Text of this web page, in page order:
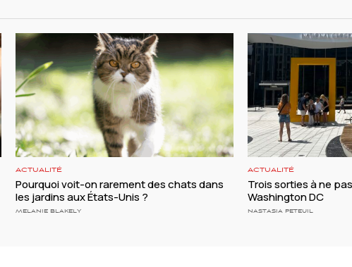
ACTUALITÉ
Pourquoi voit-on rarement des chats dans
les jardins aux États-Unis ?
MELANIE BLAKELY
ACTUALITÉ
Trois sorties à ne
Washington DC
NASTASIA PETEUIL